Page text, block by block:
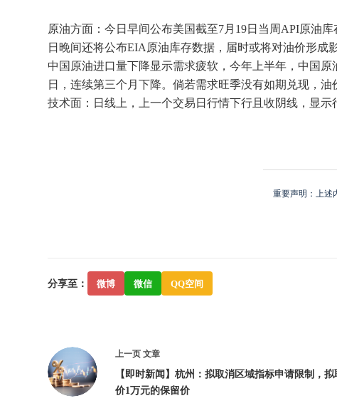
原油方面：今日早间公布美国截至7月19日当周API原油
日晚间还将公布EIA原油库存数据，届时或将对油价形成
中国原油进口量下降显示需求疲软，今年上半年，中国
日，连续第三个月下降。倘若需求旺季没有如期兑现，油
技术面：日线上，上一个交易日行情下行且收阴线，显
重要声明：上述
分享至： 微博 微信 QQ空间
上一页文章
【即时新闻】杭州：拟取消区域指标申请限制，
价1万元的保留价